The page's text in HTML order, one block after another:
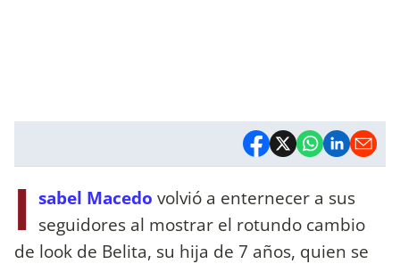
I sabel Macedo volvió a enternecer a sus
seguidores al mostrar el rotundo cambio
de look de Belita, su hija de 7 años, quien se